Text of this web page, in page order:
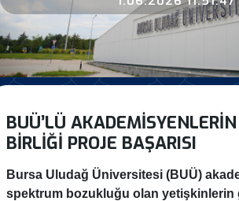
BUÜ’LÜ
BIRLIĞI PROJE BAŞARISI
Bursa Uludağ Üniversitesi (BUÜ)
spektrum bozukluğu olan yetişkinlerin